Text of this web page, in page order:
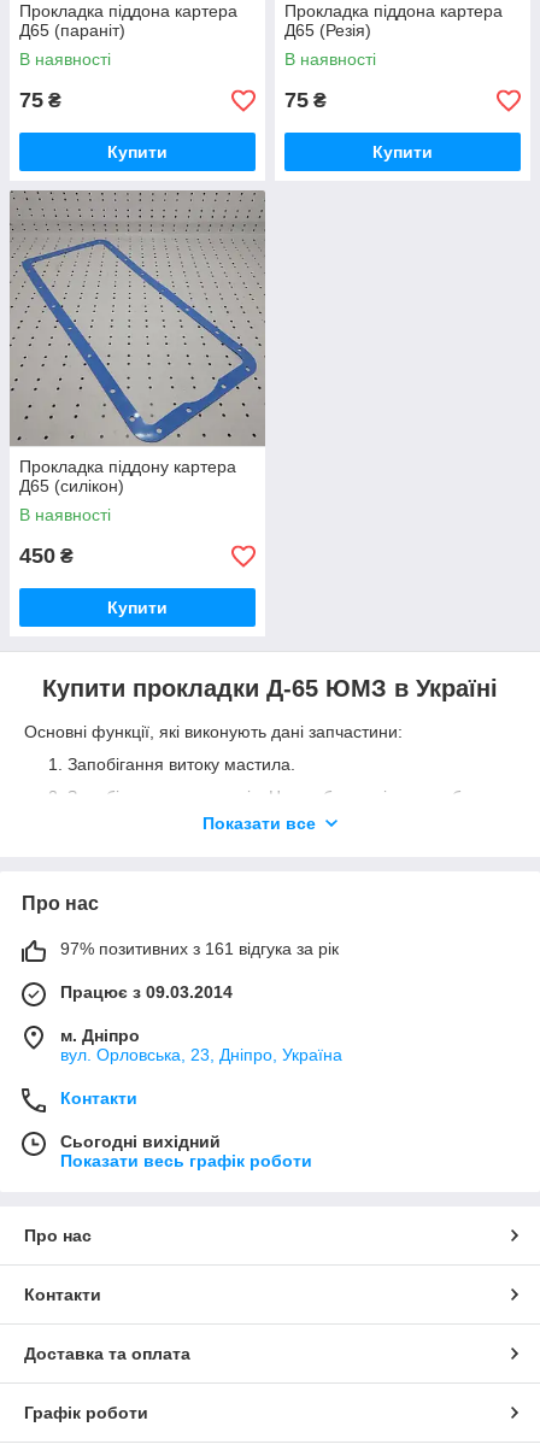
Прокладка піддона картера
Д65 (параніт)
В наявності
75 ₴
Купити
Прокладка піддона картера
Д65 (Резія)
В наявності
75 ₴
Купити
Прокладка піддону картера
Д65 (силікон)
В наявності
450 ₴
Купити
Купити прокладки Д-65 ЮМЗ в Україні
Основні функції, які виконують дані запчастини:
Запобігання витоку мастила.
Запобігання витоку газів. Це особливо під час роботи
на високих оборотах чи умовах підвищених
ефективності складових елементів мотор працює більш
тривалість роботи.
ЮМЗ допомагають збільшити термін служби двигуна
В інтернет-магазині обладнання для сільгосптехніки
прокладки Д-65 ЮМЗ за доступною ціною. Для забезпечення
необхідно регулярно перевіряти та замінювати обладнання
трактора.
Показати все
Про нас
97% позитивних з 161 відгука за рік
Працює з 09.03.2014
м. Дніпро
вул. Орловська, 23, Дніпро, Україна
Контакти
Сьогодні вихідний
Показати весь графік роботи
Про нас
Контакти
Доставка та оплата
Графік роботи